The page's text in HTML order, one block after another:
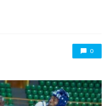
0